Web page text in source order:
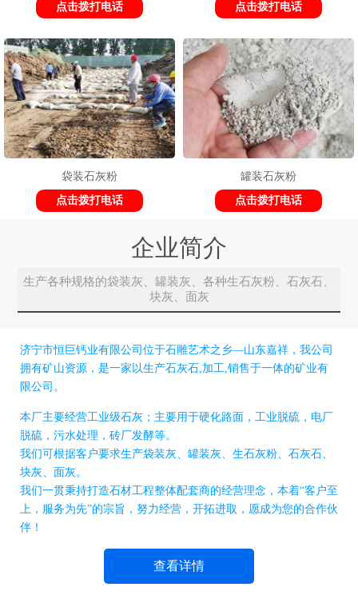
点击拨打电话
点击拨打电话
袋装石灰粉
点击拨打电话
罐装石灰粉
点击拨打电话
企业简介
生产各种规格的袋装灰、罐装灰、各种生石灰粉、石灰石、
块灰、面灰
济宁市恒巨钙业有限公司位于石雕艺术之乡—山东嘉祥，我公司
拥有矿山资源，是一家以生产石灰石,加工,销售于一体的矿业有
限公司。
本厂主要经营工业级石灰；主要用于硬化路面，工业脱硫，电厂
脱硫，污水处理，砖厂发酵等。
我们可根据客户要求生产袋装灰、罐装灰、生石灰粉、石灰石、
块灰、面灰。
我们一贯秉持打造石材工程整体配套商的经营理念，本着“客户至
上，服务为先”的宗旨，努力经营，开拓进取，愿成为您的合作伙
伴！
查看详情